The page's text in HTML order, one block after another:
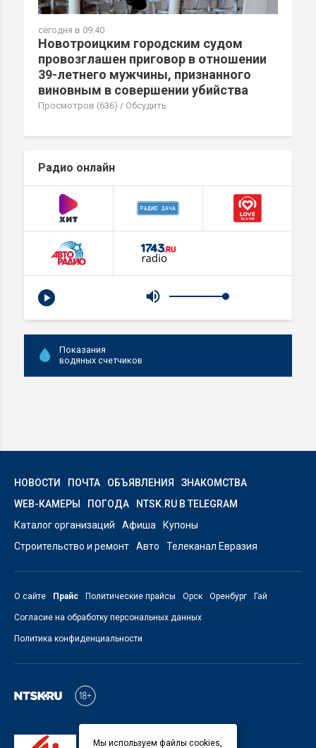
сегодня в 09:40
Новотроицким городским судом
провозглашен приговор в отношении
39-летнего мужчины, признанного
виновным в совершении убийства
Просмотров (636) / Обсудить
Радио онлайн
Показания
водяных счетчиков
НОВОСТИ ПОЧТА ОБЪЯВЛЕНИЯ
ЗНАКОМСТВА
WEB-КАМЕРЫ
ПОГОДА
NTSK.RU В TELEGRAM
Каталог организаций
Афиша
Купоны
Строительство и ремонт
Авто Телеканал Евразия
О сайте Прайс Политические прайсы Орск Оренбург Гай
Согласие на обработку персональных данных
Политика конфиденциальности
Мы используем файлы cookies,